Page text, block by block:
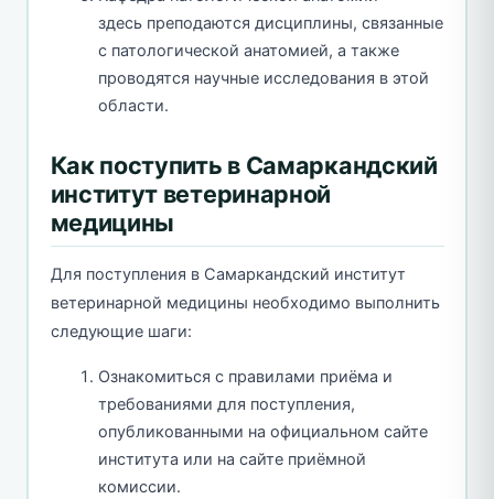
здесь преподаются дисциплины, связанные
с патологической анатомией, а также
проводятся научные исследования в этой
области.
Как поступить в Самаркандский
институт ветеринарной
медицины
Для поступления в Самаркандский институт
ветеринарной медицины необходимо выполнить
следующие шаги:
Ознакомиться с правилами приёма и
требованиями для поступления,
опубликованными на официальном сайте
института или на сайте приёмной
комиссии.